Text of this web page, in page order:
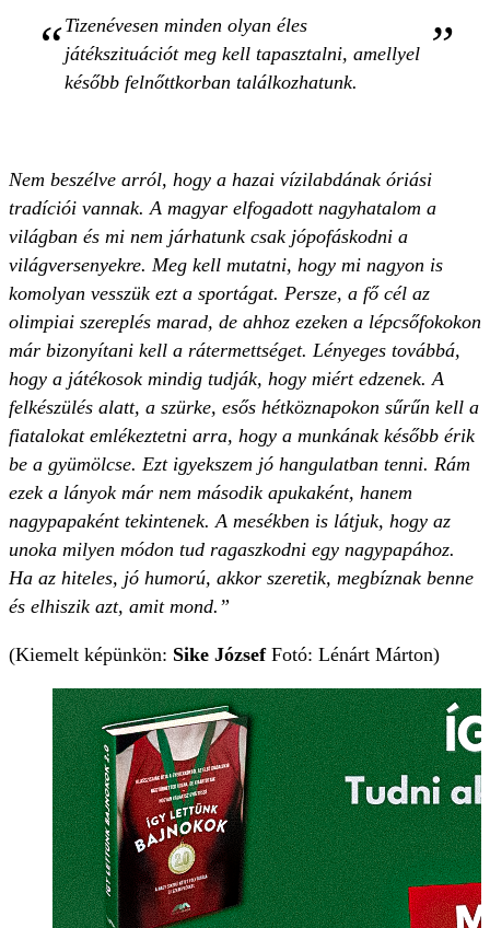
Tizenévesen minden olyan éles
játékszituációt meg kell tapasztalni, amellyel
később felnőttkorban találkozhatunk.
Nem beszélve arról, hogy a hazai vízilabdának óriási
tradíciói vannak. A magyar elfogadott nagyhatalom a
világban és mi nem járhatunk csak jópofáskodni a
világversenyekre. Meg kell mutatni, hogy mi nagyon is
komolyan vesszük ezt a sportágat. Persze, a fő cél az
olimpiai szereplés marad, de ahhoz ezeken a lépcsőfokokon
már bizonyítani kell a rátermettséget. Lényeges továbbá,
hogy a játékosok mindig tudják, hogy miért edzenek. A
felkészülés alatt, a szürke, esős hétköznapokon sűrűn kell a
fiatalokat emlékeztetni arra, hogy a munkának később érik
be a gyümölcse. Ezt igyekszem jó hangulatban tenni. Rám
ezek a lányok már nem második apukaként, hanem
nagypapaként tekintenek. A mesékben is látjuk, hogy az
unoka milyen módon tud ragaszkodni egy nagypapához.
Ha az hiteles, jó humorú, akkor szeretik, megbíznak benne
és elhiszik azt, amit mond.”
(Kiemelt képünkön: Sike József Fotó: Lénárt Márton)